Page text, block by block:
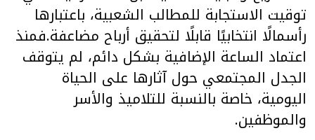
توقيت الاستجابة للمطالب الشعبية، باعتبارها
رأسمالًا انتخابيًا قابلًا لتحقيق أرباح مضاعفة.فمنذ
اعتماد الساعة الإضافية بشكل دائم، لم يتوقف
الجدل المجتمعي حول آثارها على الحياة
اليومية، خاصة بالنسبة للتلاميذ والأسر
والموظفين.